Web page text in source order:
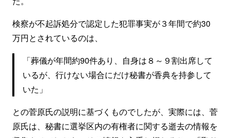
検察が不起訴処分で認定した犯罪事実が３年間で約30
万円とされているのは、
「葬儀が年間約90件あり、自身は８～９割出席して
いるが、行けない場合にだけ秘書が香典を持参して
いた」
との菅原氏の説明に基づくものでしたが、実際には、菅
原氏は、秘書に選挙区内の有権者に関する逝去の情報を